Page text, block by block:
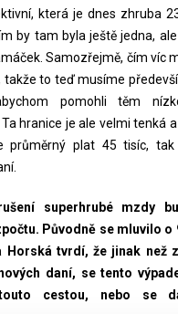
která je dnes zhruba
by tam byla ještě jedna, ale
Samozřejmě, čím víc
takže to teď musíme
pomohli těm
hranice je ale velmi tenká
průměrný plat 45 tisíc,
superhrubé mzdy
Původně se mluvilo o
Horská tvrdí, že jinak než
daní, se tento
cestou, nebo se